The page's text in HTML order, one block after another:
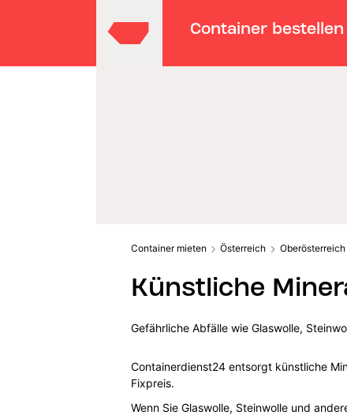
Container bestellen
Container mieten Österreich Oberösterreich
Künstliche
Gefährliche Abfälle wie Glaswolle,
Containerdienst24 entsorgt künstliche
Fixpreis.
Wenn Sie Glaswolle, Steinwolle und